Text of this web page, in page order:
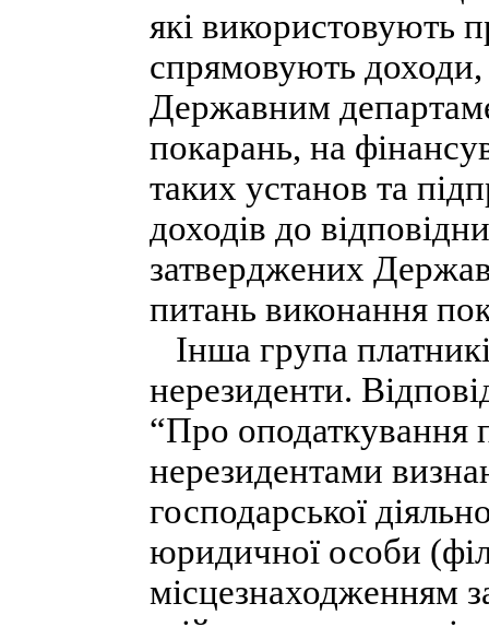
які використовують
спрямовують доходи,
Державним
покарань, на
таких установ та
доходів до
затверджених
питань виконання
Інша група
нерезиденти.
“Про оподаткування
нерезидентами
господарської
юридичної особи
місцезнаходженням